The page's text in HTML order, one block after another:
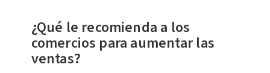
¿Qué le recomienda a los
comercios para aumentar las
ventas?